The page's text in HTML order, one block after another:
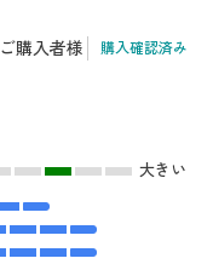
ご購入者様 購入確認済み
大きい